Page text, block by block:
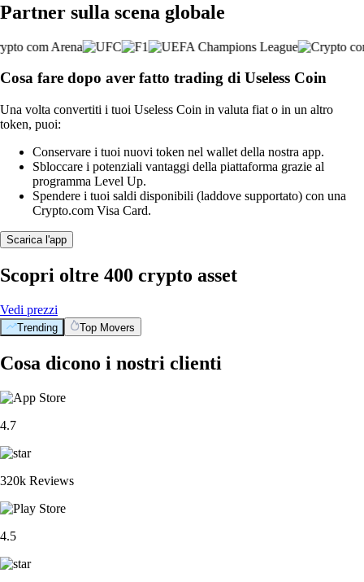
Partner sulla scena globale
Cosa fare dopo aver fatto trading di Useless Coin
Una volta convertiti i tuoi Useless Coin in valuta fiat o in un altro
token, puoi:
Conservare i tuoi nuovi token nel wallet della nostra app.
Sbloccare i potenziali vantaggi della piattaforma grazie al
programma Level Up.
Spendere i tuoi saldi disponibili (laddove supportato) con una
Crypto.com Visa Card.
Scarica l'app
Scopri oltre 400 crypto asset
Vedi prezzi
Trending Top Movers
Cosa dicono i nostri clienti
4.7
320k Reviews
4.5